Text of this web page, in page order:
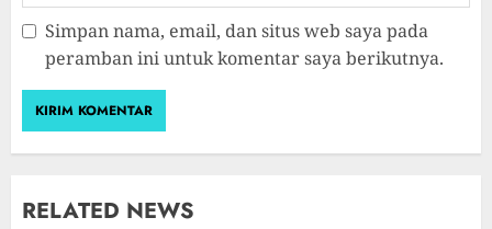
Simpan nama, email, dan situs web saya pada
peramban ini untuk komentar saya berikutnya.
RELATED NEWS